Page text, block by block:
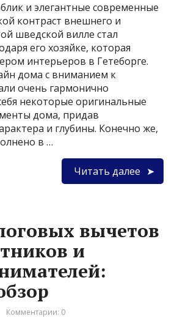
и элегантные современные
контраст внешнего и
шведской вилле стал
его хозяйке, которая
интерьеров в Гетеборге.
дома с вниманием к
очень гармонично
некоторые оригинальные
дома, придав
и глубины. Конечно же,
в …
Читать далее
вычетов
и
Комментарии: 0